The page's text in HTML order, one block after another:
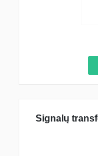
Signalų